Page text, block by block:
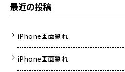
最近の投稿
iPhone画面割れ
iPhone画面割れ